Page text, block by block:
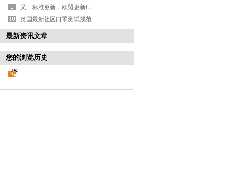
又一标准更新，欧盟更新CE RED指令
英国最新社区口罩测试规范
最新资讯文章
您的浏览历史